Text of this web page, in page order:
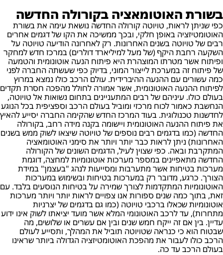
בשורת האוטומאציה בקורולה החדשה
כפי שניתן לראות, טויוטה קורולה החדשה נושאת עימה את בשורת
האוטומטיזציה באופן חלקי, ובכך ממשיכה את הקו של דגמים אחרים
רבים של טויוטה בשנים האחרונות. רק לאחרונה הודיעה טויוטה על
השקעה רחבת היקף (של מעל למיליארד דולרים) במרכז חדש למחקר
ופיתוח אשר מטרתו המוצהרת היא פיתוח הנעה אוטונומית והטמעה
של פיתוח זה במערכת לייצור המוני, בדיוק כפי שעשתה החברה לפני
כמה עשורים עם ההנעה ההיברידית. עולם הרכב כולו נמצא במרוץ
לפיתוח ההנעה האוטונומית, אשר אמורה לחולל מהפכה חסרת תקדים
בעולם כולו. עיניהם של רבים המתעניינים בתחום נשואות אל טויוטה,
הנחשבת כאמור לכוח מרכזי ומוביל בעולם הרכב וספציפית בכל הנוגע
לחדשנות טכנולוגית. בעוד המרכז החדש שהקימה החברה יסייע להאיץ
את פיתוח ההנעה האוטונומית ויישומה בקנה מידה רחב, בקורולה
החדשה (כמו בדגמים רבים נוספים של טויוטה שיצאו לשוק ממש בשנים
האחרונות) ניתן לראות כבר יותר ויותר את סימני האוטומאציה
המתקרבת ובאה. כפי שצוין לעיל, הדגמים השונים של הקורולה
החדשה מתאפיינים במספר מערכות אוטונומיות למחצה, דוגמת
מערכות בטיחות אשר מתערבות ומסייעות לנהג "בעצמן" במידת
הצורך. כרגע, מדובר רק במערכות בטיחות ובשימוש במערכות
האוטונומיות המתקדמות לצורך שמירה על בטיחות הנוסעים בלבד. עם
זאת, בתוך כמה שנים ספורות אנו צפויים לראות יותר ויותר מערכות
אוטונומיות שכאלו ברכבי טויוטה (כמו גם בדגמים של יצרניות
מתחרות), עד לרכב האוטונומי המלא אשר מועד יציאתו לשוק אינו ידוע
עדיין. בין אם זה ייקח חמש שנים ובין אם עשרים או שלושים, מה
שבטוח הוא כי כנראה שטויוטה תוביל את המהלך, ותסייע לעולם
הרכב כולו לעבור את מהפכת האוטומטיזציה הגדולה ביותר שראינו
בעולם הרכב עד כה.